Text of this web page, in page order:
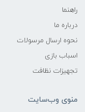
راهنما
درباره ما
نحوه ارسال مرسولات
اسباب بازی
تجهیزات نظافت
منوی وب‌سایت